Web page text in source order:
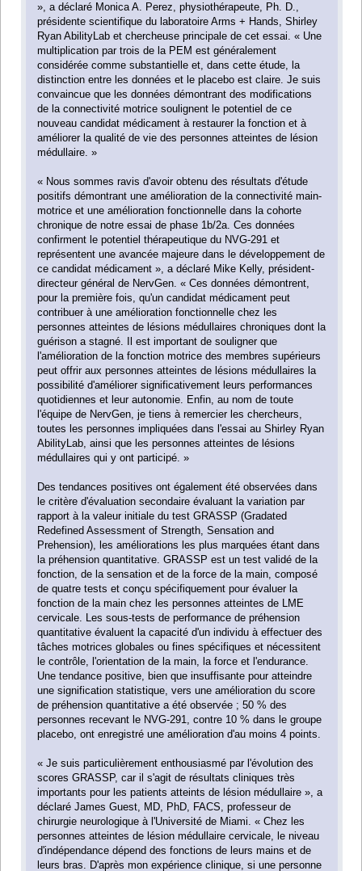
», a déclaré Monica A. Perez, physiothérapeute, Ph. D.,
présidente scientifique du laboratoire Arms + Hands, Shirley
Ryan AbilityLab et chercheuse principale de cet essai. « Une
multiplication par trois de la PEM est généralement
considérée comme substantielle et, dans cette étude, la
distinction entre les données et le placebo est claire. Je suis
convaincue que les données démontrant des modifications
de la connectivité motrice soulignent le potentiel de ce
nouveau candidat médicament à restaurer la fonction et à
améliorer la qualité de vie des personnes atteintes de lésion
médullaire. »
« Nous sommes ravis d'avoir obtenu des résultats d'étude
positifs démontrant une amélioration de la connectivité main-
motrice et une amélioration fonctionnelle dans la cohorte
chronique de notre essai de phase 1b/2a. Ces données
confirment le potentiel thérapeutique du NVG-291 et
représentent une avancée majeure dans le développement de
ce candidat médicament », a déclaré Mike Kelly, président-
directeur général de NervGen. « Ces données démontrent,
pour la première fois, qu'un candidat médicament peut
contribuer à une amélioration fonctionnelle chez les
personnes atteintes de lésions médullaires chroniques dont la
guérison a stagné. Il est important de souligner que
l'amélioration de la fonction motrice des membres supérieurs
peut offrir aux personnes atteintes de lésions médullaires la
possibilité d'améliorer significativement leurs performances
quotidiennes et leur autonomie. Enfin, au nom de toute
l'équipe de NervGen, je tiens à remercier les chercheurs,
toutes les personnes impliquées dans l'essai au Shirley Ryan
AbilityLab, ainsi que les personnes atteintes de lésions
médullaires qui y ont participé. »
Des tendances positives ont également été observées dans
le critère d'évaluation secondaire évaluant la variation par
rapport à la valeur initiale du test GRASSP (Gradated
Redefined Assessment of Strength, Sensation and
Prehension), les améliorations les plus marquées étant dans
la préhension quantitative. GRASSP est un test validé de la
fonction, de la sensation et de la force de la main, composé
de quatre tests et conçu spécifiquement pour évaluer la
fonction de la main chez les personnes atteintes de LME
cervicale. Les sous-tests de performance de préhension
quantitative évaluent la capacité d'un individu à effectuer des
tâches motrices globales ou fines spécifiques et nécessitent
le contrôle, l'orientation de la main, la force et l'endurance.
Une tendance positive, bien que insuffisante pour atteindre
une signification statistique, vers une amélioration du score
de préhension quantitative a été observée ; 50 % des
personnes recevant le NVG-291, contre 10 % dans le groupe
placebo, ont enregistré une amélioration d'au moins 4 points.
« Je suis particulièrement enthousiasmé par l'évolution des
scores GRASSP, car il s'agit de résultats cliniques très
importants pour les patients atteints de lésion médullaire », a
déclaré James Guest, MD, PhD, FACS, professeur de
chirurgie neurologique à l'Université de Miami. « Chez les
personnes atteintes de lésion médullaire cervicale, le niveau
d'indépendance dépend des fonctions de leurs mains et de
leurs bras. D'après mon expérience clinique, si une personne